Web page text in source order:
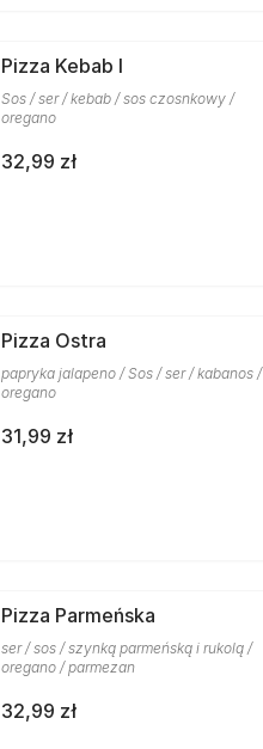
Pizza Kebab I
Sos / ser / kebab / sos czosnkowy /
oregano
32,99 zł
Pizza Ostra
papryka jalapeno / Sos / ser / kabanos /
oregano
31,99 zł
Pizza Parmeńska
ser / sos / szynką parmeńską i rukolą /
oregano / parmezan
32,99 zł